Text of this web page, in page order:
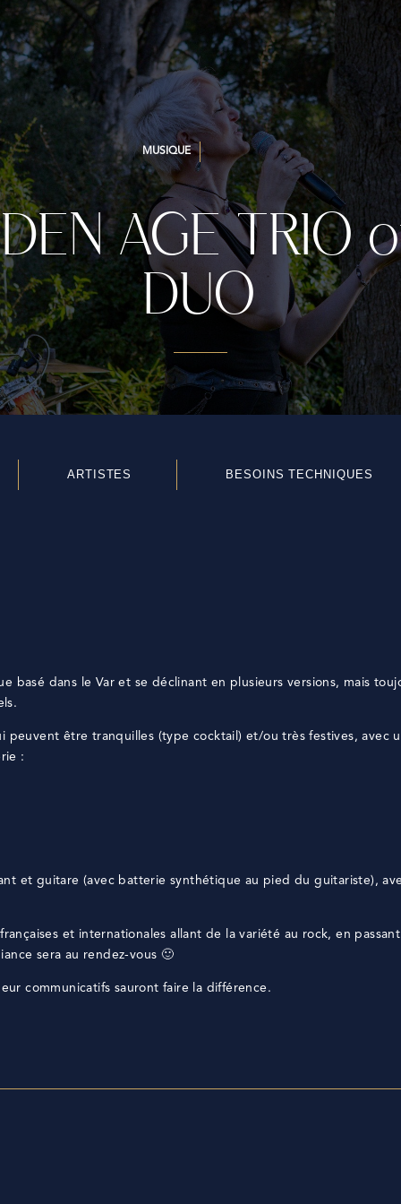
MUSIQUE
AGE TRIO
DUO
ARTISTES BESOINS TECHNIQUES
basé dans le Var et se déclinant en plusieurs versions, mais
peuvent être tranquilles (type cocktail) et/ou très festives, avec
:
et guitare (avec batterie synthétique au pied du guitariste),
et internationales allant de la variété au rock, en
sera au rendez-vous 🙂
communicatifs sauront faire la différence.